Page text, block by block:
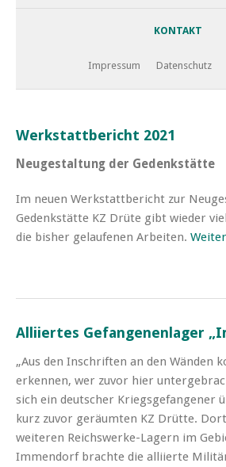
KONTAKT
Impressum Datenschutz
Werkstattbericht 2021
Neugestaltung der Gedenkstätte
Im neuen Werkstattbericht zur
Gedenkstätte KZ Drüte gibt wieder
die bisher gelaufenen Arbeiten.
Alliiertes Gefangenenlager
„Aus den Inschriften an den Wänden
erkennen, wer zuvor hier
sich ein deutscher Kriegsge­fangener
kurz zuvor geräumten KZ Drütte.
weiteren Reichswerke-Lagern im
Immendorf brachte die alliierte